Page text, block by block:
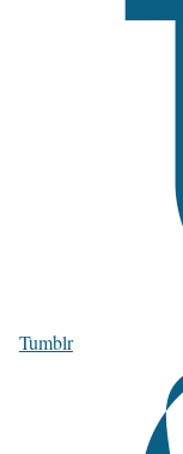
Tumblr